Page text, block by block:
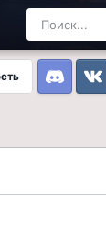
DiscordVK